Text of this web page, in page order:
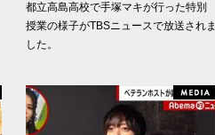
都立高島高校で手塚マキが行った特別
授業の様子がTBSニュースで放送されま
した。
Media